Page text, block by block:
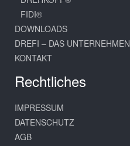
FIDI®
DOWNLOADS
DREFI – DAS UNTERNEHMEN
KONTAKT
Rechtliches
IMPRESSUM
DATENSCHUTZ
AGB